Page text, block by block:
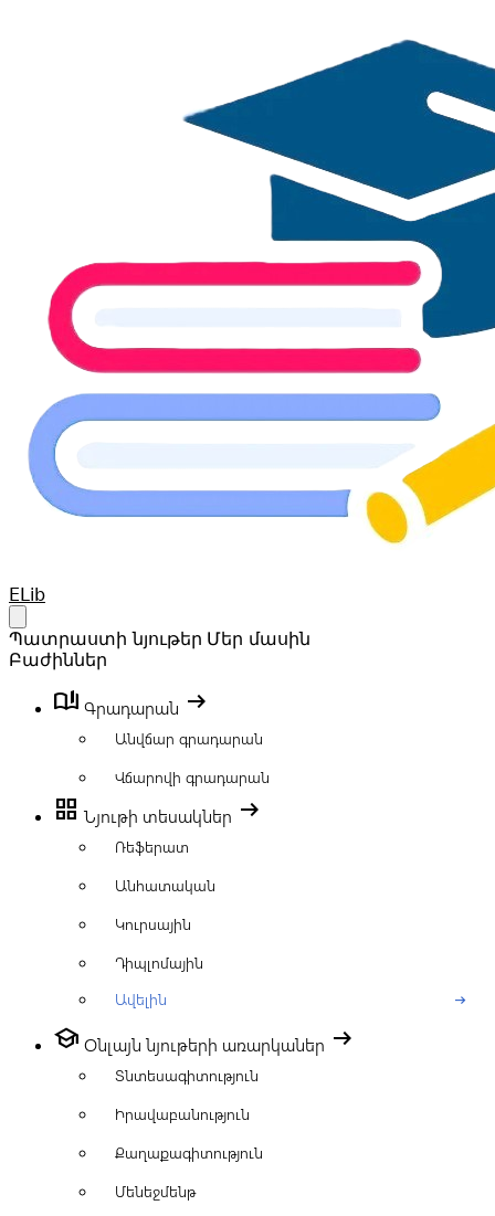
Your Company
ELib
Պատրաստի նյութեր Մեր մասին
Բաժիններ
book_ribbon Գրադարան arrow_right_alt
Անվճար գրադարան
Վճարովի գրադարան
grid_view Նյութի տեսակներ arrow_right_alt
Ռեֆերատ
Անհատական
Կուրսային
Դիպլոմային
Ավելին
arrow_right_alt
school Օնլայն նյութերի առարկաներ arrow_right_alt
Տնտեսագիտություն
Իրավաբանություն
Քաղաքագիտություն
Մենեջմենթ